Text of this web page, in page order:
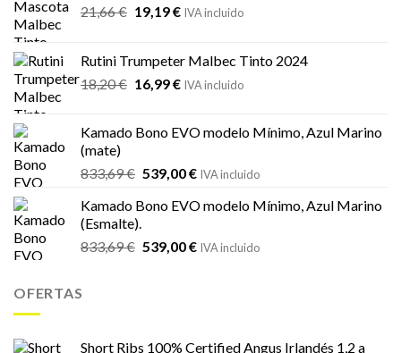
21,66€ El
era:
21,66 €.
19,19€El
es:
19,19 €.
IVA incluido
Rutini Trumpeter Malbec Tinto 2024
18,20€ El
era:
16,99€El
es:
IVA incluido
Kamado Bono EVO modelo Mínimo, Azul Marino
(mate)
833,69€ El
original
era:
833,69 €.
539,00€El
actual
539,00 €.
IVA incluido
Kamado Bono EVO modelo Mínimo, Azul Marino
(Esmalte).
833,69€ El
539,00€ElIVA incluido
OFERTAS
Short Ribs 100% Certified Angus Irlandés 1,2 a